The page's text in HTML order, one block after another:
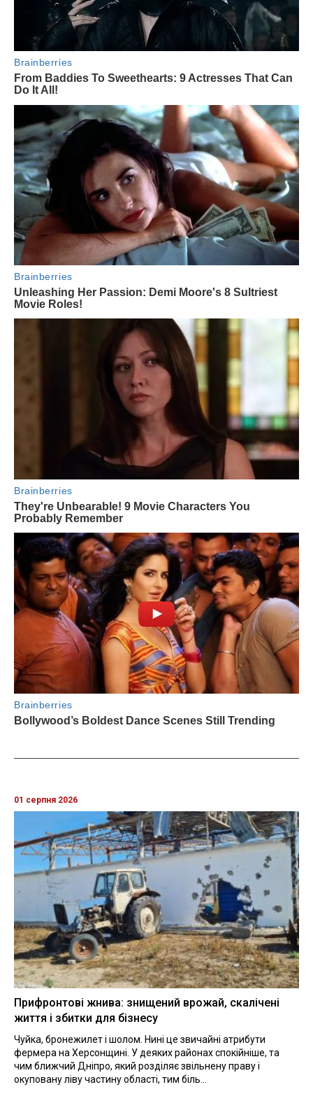
01 серпня 2026
Прифронтові жнива: знищений врожай, скалічені
життя і збитки для бізнесу
Чуйка, бронежилет і шолом. Нині це звичайні атрибути
фермера на Херсонщині. У деяких районах спокійніше, та
чим ближчий Дніпро, який розділяє звільнену праву і
окуповану ліву частину області, тим біль...